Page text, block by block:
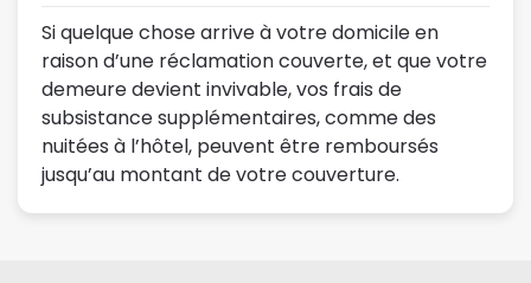
Si quelque chose arrive à votre domicile en
raison d’une réclamation couverte, et que votre
demeure devient invivable, vos frais de
subsistance supplémentaires, comme des
nuitées à l’hôtel, peuvent être remboursés
jusqu’au montant de votre couverture.